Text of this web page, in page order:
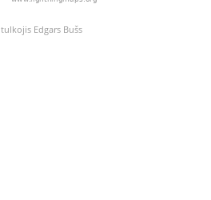
tulkojis Edgars Bušs